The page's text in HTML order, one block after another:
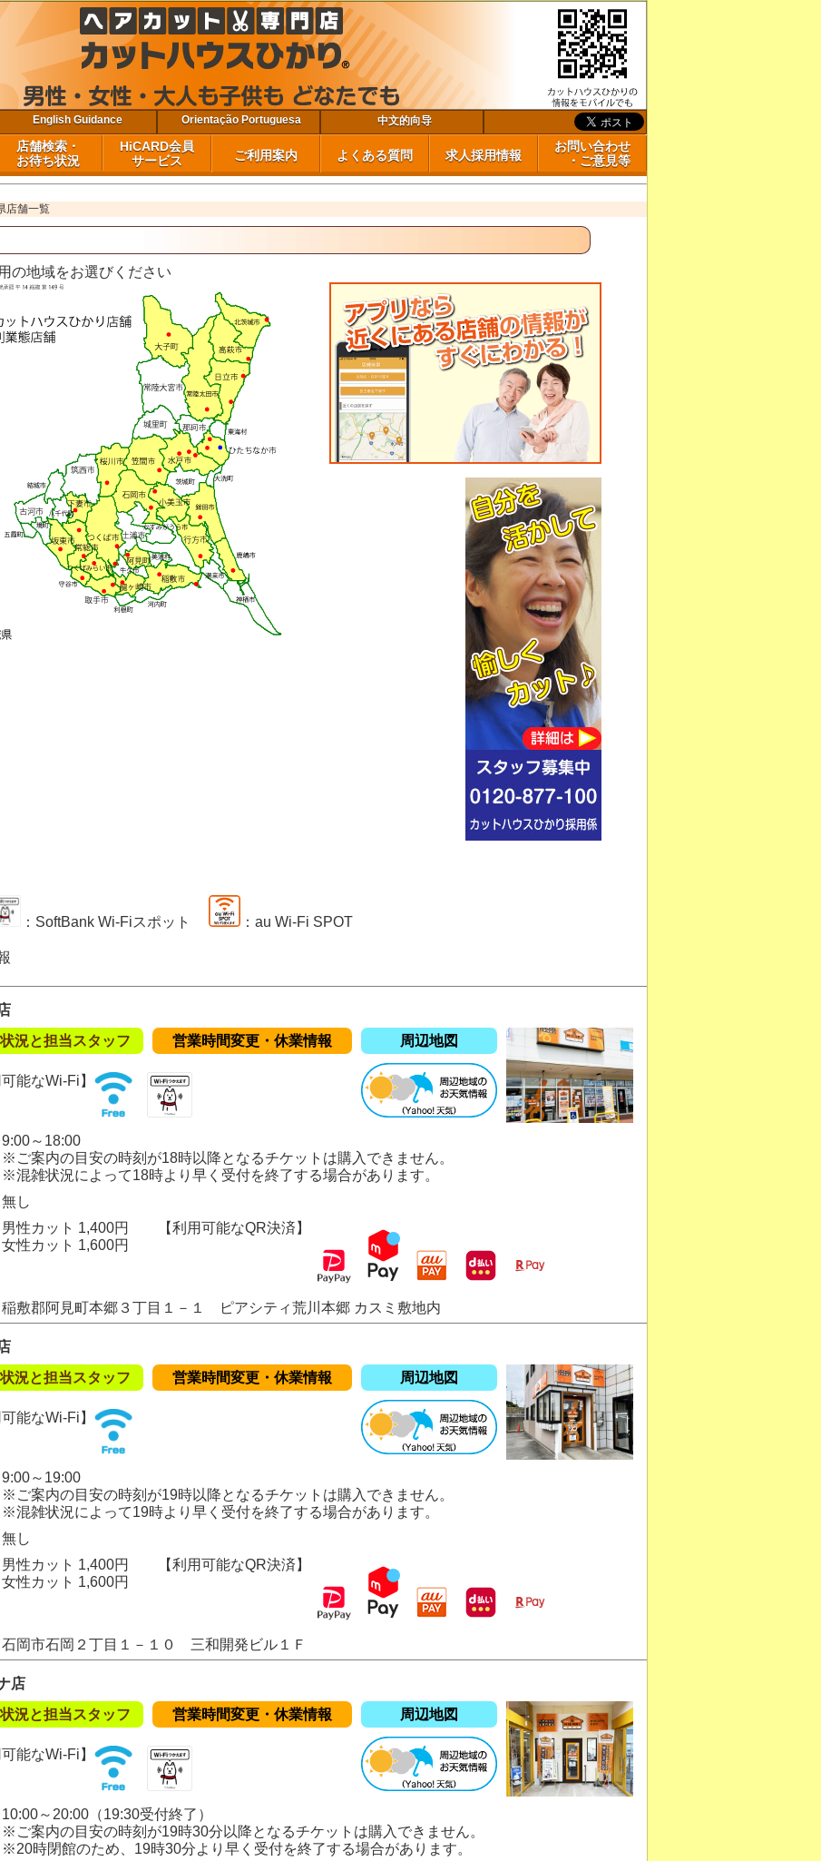
English Guidance Orientação Portuguesa 中文的向导
店舗検索・
お待ち状況
HiCARD会員
サービス
ル）
ご利用案内
ル）
よくある質問 求人採用情報
お問い合わせ
・ご意見等
店舗一覧
地域をお選びください
：SoftBank Wi-Fiスポット ：au Wi-Fi SPOT
況と担当スタッフ
営業時間変更・休業情報 周辺地図
可能なWi-Fi】
9:00～18:00
の目安の時刻が18時以降となるチケットは購入できません。
況によって18時より早く受付を終了する場合があります。
無し
男性カット 1,400円
ット 1,600円
【利用可能なQR決済】
稲敷郡阿見町本郷３丁目１－１ ピアシティ荒川本郷 カスミ敷地内
況と担当スタッフ
営業時間変更・休業情報 周辺地図
可能なWi-Fi】
9:00～19:00
の目安の時刻が19時以降となるチケットは購入できません。
況によって19時より早く受付を終了する場合があります。
無し
男性カット 1,400円
ット 1,600円
【利用可能なQR決済】
石岡市石岡２丁目１－１０ 三和開発ビル１Ｆ
店
況と担当スタッフ
営業時間変更・休業情報 周辺地図
可能なWi-Fi】
10:00～20:00（19:30受付終了）
の目安の時刻が19時30分以降となるチケットは購入できません。
館のため、19時30分より早く受付を終了する場合があります。